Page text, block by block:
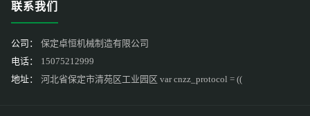
联系我们
公司：
保定卓恒机械制造有限公司
电话：
15075212999
地址：
河北省保定市清苑区工业园区 var cnzz_protocol = ((